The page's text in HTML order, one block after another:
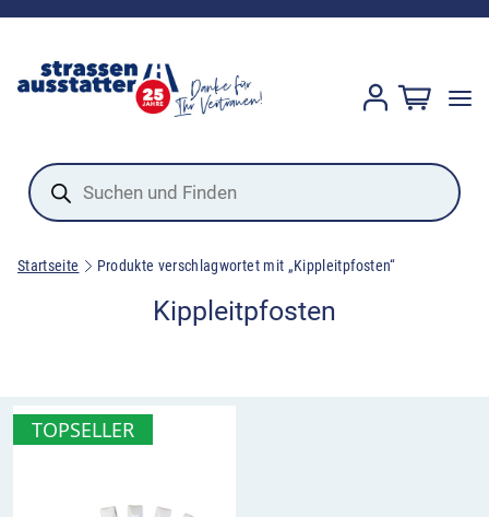
Products
search
Startseite Produkte verschlagwortet mit „Kippleitpfosten“
Kippleitpfosten
TOPSELLER